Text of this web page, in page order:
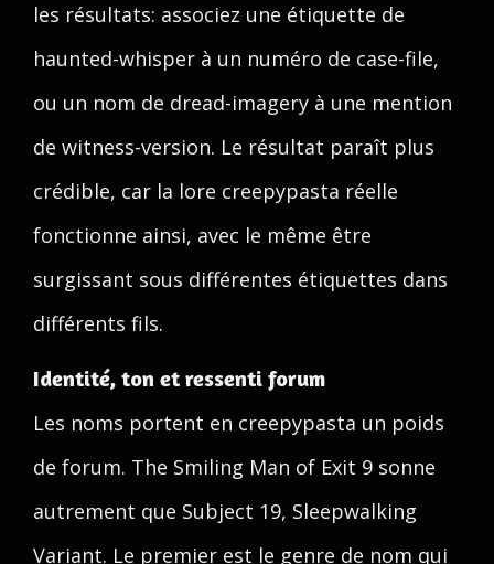
les résultats: associez une étiquette de
haunted-whisper à un numéro de case-file,
ou un nom de dread-imagery à une mention
de witness-version. Le résultat paraît plus
crédible, car la lore creepypasta réelle
fonctionne ainsi, avec le même être
surgissant sous différentes étiquettes dans
différents fils.
Identité, ton et ressenti forum
Les noms portent en creepypasta un poids
de forum. The Smiling Man of Exit 9 sonne
autrement que Subject 19, Sleepwalking
Variant. Le premier est le genre de nom qui